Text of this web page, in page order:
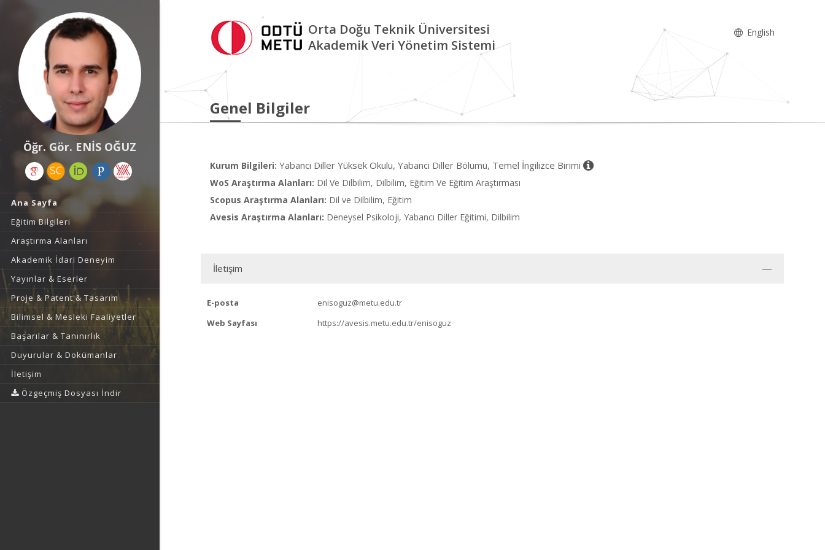
Öğr. Gör. ENİS OĞUZ
Ana Sayfa
Eğitim Bilgileri
Araştırma Alanları
Akademik İdari Deneyim
Yayınlar & Eserler
Proje & Patent & Tasarım
Bilimsel & Mesleki Faaliyetler
Başarılar & Tanınırlık
Duyurular & Dokümanlar
İletişim
Özgeçmiş Dosyası İndir
Orta Doğu Teknik Üniversitesi
Akademik Veri Yönetim Sistemi
English
Genel Bilgiler
Kurum Bilgileri: Yabancı Diller Yüksek Okulu, Yabancı Diller Bölümü, Temel İngilizce Birimi
WoS Araştırma Alanları: Dil Ve Dilbilim, Dilbilim, Eğitim Ve Eğitim Araştırması
Scopus Araştırma Alanları: Dil ve Dilbilim, Eğitim
Avesis Araştırma Alanları: Deneysel Psikoloji, Yabancı Diller Eğitimi, Dilbilim
İletişim
E-posta
enisoguz@metu.edu.tr
Web Sayfası
https://avesis.metu.edu.tr/enisoguz